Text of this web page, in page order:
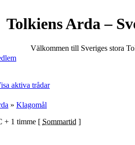
Tolkiens Arda –
Välkommen till Sveriges stora
aktiva trådar
» Klagomål
+ 1 timme [ Sommartid ]